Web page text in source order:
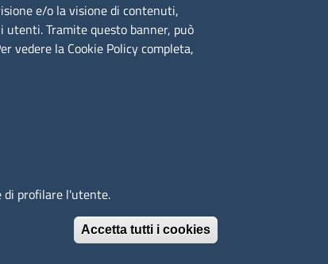
e/o la visione di contenuti,
utenti. Tramite questo banner, può
vedere la Cookie Policy completa,
di profilare l'utente.
Accetta tutti i cookies